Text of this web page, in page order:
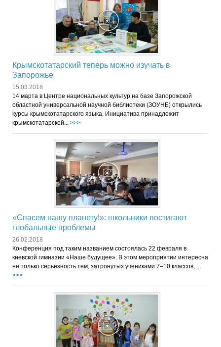
Крымскотатарский теперь можно изучать в
Запорожье
15.03.2018
14 марта в Центре национальных культур на базе Запорожской
областной универсальной научной библиотеки (ЗОУНБ) открылись
курсы крымскотатарского языка. Инициатива принадлежит
крымскотатарской... >>>
«Спасем нашу планету!»: школьники постигают
глобальные проблемы
26.02.2018
Конференция под таким названием состоялась 22 февраля в
киевской гимназии «Наше будущее». В этом мероприятии интересна
не только серьезность тем, затронутых учениками 7–10 классов,...
>>>